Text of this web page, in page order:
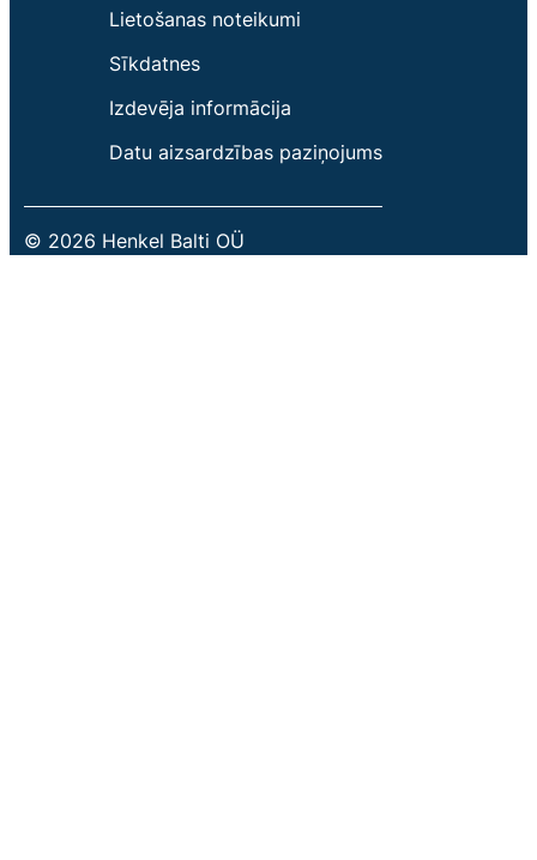
Lietošanas noteikumi
Sīkdatnes
Izdevēja informācija
Datu aizsardzības paziņojums
© 2026 Henkel Balti OÜ